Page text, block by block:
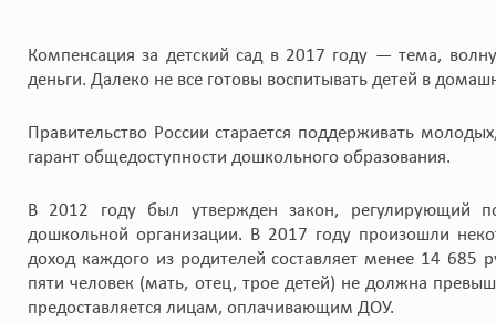
Компенсация за детский сад в 2017 году — тема,
деньги. Далеко не все готовы воспитывать детей в
Правительство России старается поддерживать
гарант общедоступности дошкольного образования.
В 2012 году был утвержден закон, регулирующий
дошкольной организации. В 2017 году произошли
доход каждого из родителей составляет менее 14
пяти человек (мать, отец, трое детей) не должна
предоставляется лицам, оплачивающим ДОУ.